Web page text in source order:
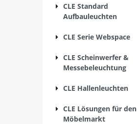
CLE Standard
Aufbauleuchten
CLE Serie Webspace
CLE Scheinwerfer &
Messebeleuchtung
CLE Hallenleuchten
CLE Lösungen für den
Möbelmarkt